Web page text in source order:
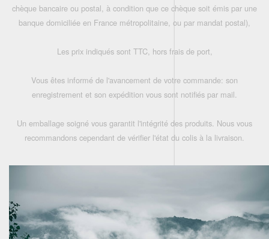
chèque bancaire ou postal, à condition que ce chèque soit émis par une
banque domiciliée en France métropolitaine, ou par mandat postal),
Les prix indiqués sont TTC, hors frais de port,
Vous êtes informé de l'avancement de votre commande: son
enregistrement et son expédition vous sont notifiés par mail.
Un emballage soigné vous garantit l'intégrité des produits. Nous vous
recommandons cependant de vérifier l'état du colis à la livraison.